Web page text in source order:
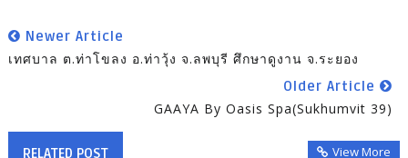
Newer Article
เทศบาล ต.ท่าโขลง อ.ท่าวุ้ง จ.ลพบุรี ศึกษาดูงาน จ.ระยอง
Older Article
GAAYA By Oasis Spa(Sukhumvit 39)
RELATED POST View More